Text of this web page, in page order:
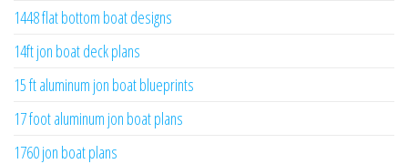
1448 flat bottom boat designs
14ft jon boat deck plans
15 ft aluminum jon boat blueprints
17 foot aluminum jon boat plans
1760 jon boat plans